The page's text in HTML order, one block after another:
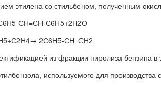
этилена со стильбеном, полученным
СН=СН-С6Н5+2Н2О
2С6Н5-СН=СН2
из фракции пиролиза бензина
используемого для